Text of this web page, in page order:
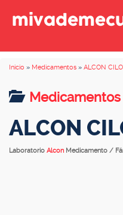
Inicio » Medicamentos » ALCON
Medicamentos
ALCON
Laboratorio Alcon Medicamento /